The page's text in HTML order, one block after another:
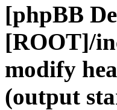
[phpBB
[ROOT]/
modify
(output